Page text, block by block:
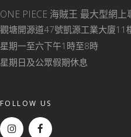
ONE PIECE 海賊王 最大型網上
觀塘開源道47號凱源工業大廈11
星期一至六下午1時至8時
星期日及公眾假期休息
FOLLOW US